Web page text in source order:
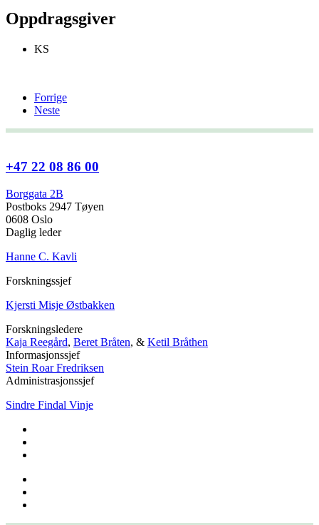
Oppdragsgiver
KS
Forrige
Neste
+47 22 08 86 00
Borggata 2B
Postboks 2947 Tøyen
0608 Oslo
Daglig leder
Hanne C. Kavli
Forskningssjef
Kjersti Misje Østbakken
Forskningsledere
Kaja Reegård, Beret Bråten, & Ketil Bråthen
Informasjonssjef
Stein Roar Fredriksen
Administrasjonssjef
Sindre Findal Vinje